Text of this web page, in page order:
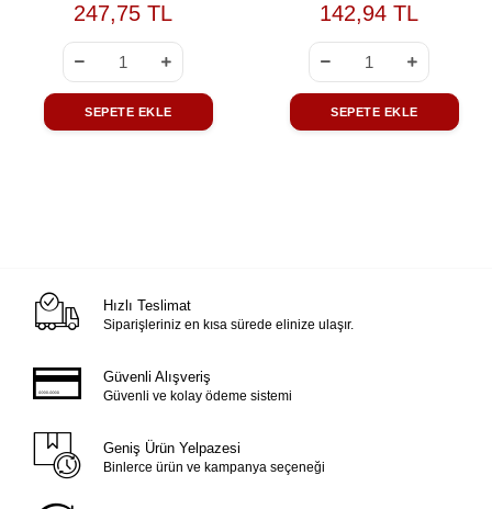
247,75 TL
SEPETE EKLE
142,94 TL
SEPETE EKLE
Hızlı Teslimat
Siparişleriniz en kısa sürede elinize ulaşır.
Güvenli Alışveriş
Güvenli ve kolay ödeme sistemi
Geniş Ürün Yelpazesi
Binlerce ürün ve kampanya seçeneği